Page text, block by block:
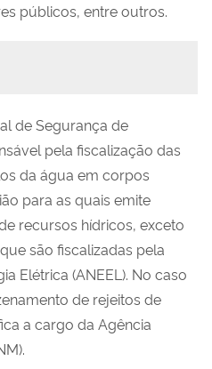
públicos, entre outros.
de Segurança de
pela fiscalização das
da água em corpos
para as quais emite
recursos hídricos, exceto
são fiscalizadas pela
Elétrica (ANEEL). No caso
de rejeitos de
a cargo da Agência